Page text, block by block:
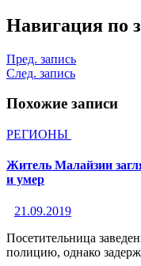
Навигация по
Пред. запись
След. запись
Похожие записи
РЕГИОНЫ
Житель Малайзии
и умер
21.09.2019
Посетительница
полицию, однако